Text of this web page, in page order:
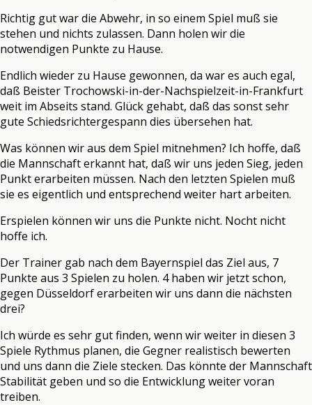
Richtig gut war die Abwehr, in so einem Spiel muß sie
stehen und nichts zulassen. Dann holen wir die
notwendigen Punkte zu Hause.
Endlich wieder zu Hause gewonnen, da war es auch egal,
daß Beister Trochowski-in-der-Nachspielzeit-in-Frankfurt
weit im Abseits stand. Glück gehabt, daß das sonst sehr
gute Schiedsrichtergespann dies übersehen hat.
Was können wir aus dem Spiel mitnehmen? Ich hoffe, daß
die Mannschaft erkannt hat, daß wir uns jeden Sieg, jeden
Punkt erarbeiten müssen. Nach den letzten Spielen muß
sie es eigentlich und entsprechend weiter hart arbeiten.
Erspielen können wir uns die Punkte nicht. Nocht nicht
hoffe ich.
Der Trainer gab nach dem Bayernspiel das Ziel aus, 7
Punkte aus 3 Spielen zu holen. 4 haben wir jetzt schon,
gegen Düsseldorf erarbeiten wir uns dann die nächsten
drei?
Ich würde es sehr gut finden, wenn wir weiter in diesen 3
Spiele Rythmus planen, die Gegner realistisch bewerten
und uns dann die Ziele stecken. Das könnte der Mannschaft
Stabilität geben und so die Entwicklung weiter voran
treiben.